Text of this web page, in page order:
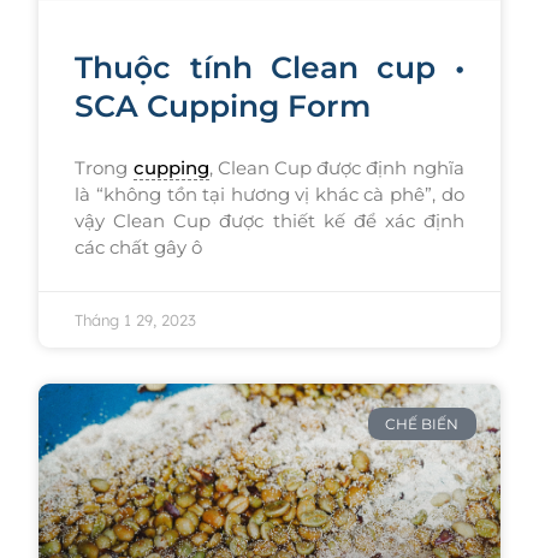
Thuộc tính Clean cup •
SCA Cupping Form​
Trong cupping, Clean Cup được định nghĩa
là “không tồn tại hương vị khác cà phê”, do
vậy Clean Cup được thiết kế để xác định
các chất gây ô
Tháng 1 29, 2023
CHẾ BIẾN